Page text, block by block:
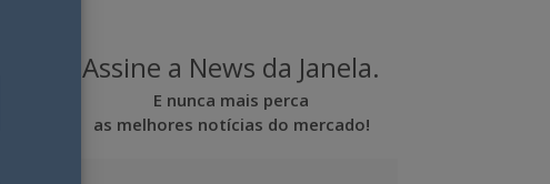
Assine a News da Janela.
E nunca mais perca
as melhores notícias do mercado!